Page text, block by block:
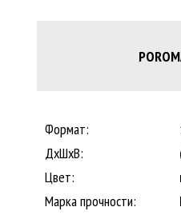
Формат:
ДхШхВ:
Цвет:
Марка прочности: